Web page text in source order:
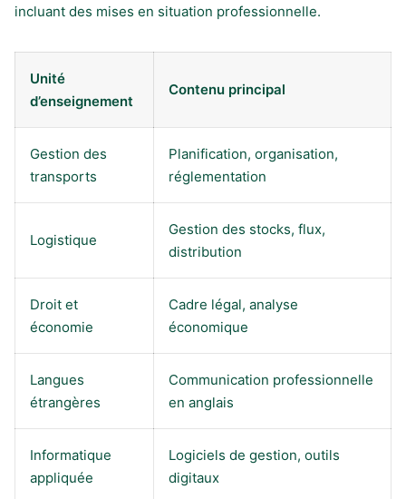
incluant des mises en situation professionnelle.
Unité
d’enseignement
Contenu principal
Gestion des
transports
Planification, organisation,
réglementation
Logistique
Gestion des stocks, flux,
distribution
Droit et
économie
Cadre légal, analyse
économique
Langues
étrangères
Communication professionnelle
en anglais
Informatique
appliquée
Logiciels de gestion, outils
digitaux